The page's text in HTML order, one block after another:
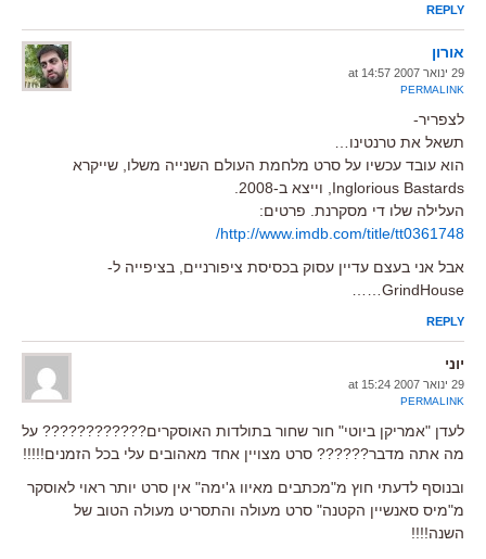
REPLY
אורון
29 ינואר 2007 at 14:57
PERMALINK
לצפריר-
תשאל את טרנטינו…
הוא עובד עכשיו על סרט מלחמת העולם השנייה משלו, שייקרא
Inglorious Bastards, וייצא ב-2008.
העלילה שלו די מסקרנת. פרטים:
http://www.imdb.com/title/tt0361748/
אבל אני בעצם עדיין עסוק בכסיסת ציפורניים, בציפייה ל-
GrindHouse……
REPLY
יוני
29 ינואר 2007 at 15:24
PERMALINK
לעדן "אמריקן ביוטי" חור שחור בתולדות האוסקרים???????????? על
מה אתה מדבר?????? סרט מצויין אחד מאהובים עלי בכל הזמנים!!!!!
ובנוסף לדעתי חוץ מ"מכתבים מאיוו ג'ימה" אין סרט יותר ראוי לאוסקר
מ"מיס סאנשיין הקטנה" סרט מעולה והתסריט מעולה הטוב של
השנה!!!!